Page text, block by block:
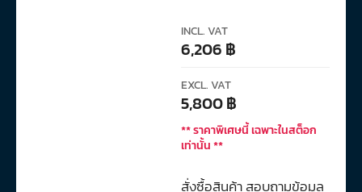
INCL. VAT
6,206 ฿
EXCL. VAT
5,800฿
** ราคาพิเศษนี้ เฉพาะในสต็อก
เท่านั้น **
สั่งซื้อสินค้า สอบถามข้อมูล